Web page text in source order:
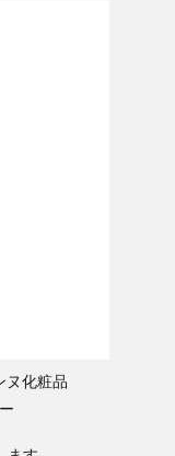
ヌ化粧品